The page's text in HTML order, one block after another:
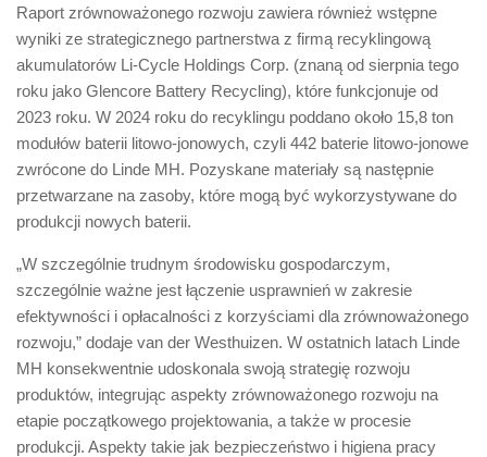
Raport zrównoważonego rozwoju zawiera również wstępne
wyniki ze strategicznego partnerstwa z firmą recyklingową
akumulatorów Li-Cycle Holdings Corp. (znaną od sierpnia tego
roku jako Glencore Battery Recycling), które funkcjonuje od
2023 roku. W 2024 roku do recyklingu poddano około 15,8 ton
modułów baterii litowo-jonowych, czyli 442 baterie litowo-jonowe
zwrócone do Linde MH. Pozyskane materiały są następnie
przetwarzane na zasoby, które mogą być wykorzystywane do
produkcji nowych baterii.
„W szczególnie trudnym środowisku gospodarczym,
szczególnie ważne jest łączenie usprawnień w zakresie
efektywności i opłacalności z korzyściami dla zrównoważonego
rozwoju,” dodaje van der Westhuizen. W ostatnich latach Linde
MH konsekwentnie udoskonala swoją strategię rozwoju
produktów, integrując aspekty zrównoważonego rozwoju na
etapie początkowego projektowania, a także w procesie
produkcji. Aspekty takie jak bezpieczeństwo i higiena pracy